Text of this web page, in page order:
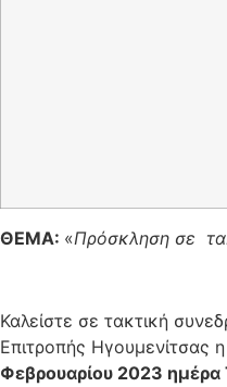
ΘΕΜΑ: «Πρόσκληση σε
Καλείστε σε τακτική
Επιτροπής Ηγουμενίτσας η
Φεβρουαρίου 2023